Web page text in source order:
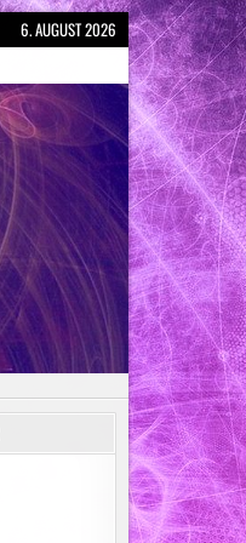
6. AUGUST 2026